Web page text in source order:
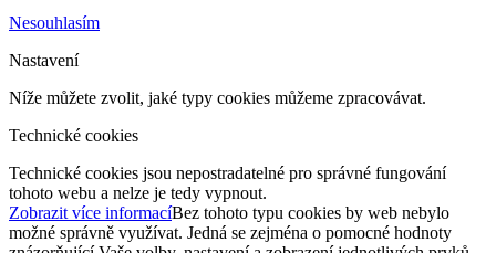
Nesouhlasím
Nastavení
Níže můžete zvolit, jaké typy cookies můžeme zpracovávat.
Technické cookies
Technické cookies jsou nepostradatelné pro správné fungování
tohoto webu a nelze je tedy vypnout.
Zobrazit více informacíBez tohoto typu cookies by web nebylo
možné správně využívat. Jedná se zejména o pomocné hodnoty